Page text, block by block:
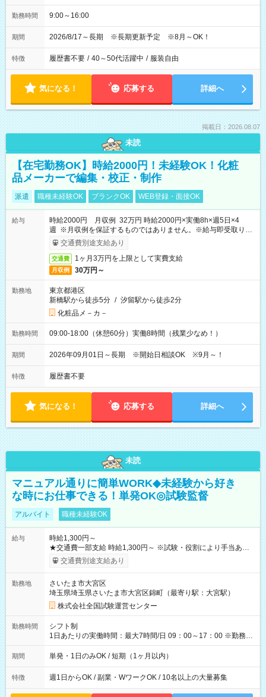
勤務時間 9:00～16:00
期間 2026/8/17～長期 ※長期更新予定 ※8月～OK！
特徴 履歴書不要 / 40～50代活躍中 / 服装自由
気になる！ 応募する 詳細へ
掲載日：2026.08.07
未読
【在宅勤務OK】時給2000円！未経験OK！化粧
品メーカーで編集・校正・制作
派遣 職種未経験OK ブランクOK WEB登録・面接OK
給与
時給2000円 月収例 32万円 時給2000円×実働8h×週5日×4
週 ※月収例を保証するものではありません。※給与即受取りサ
ービス利用可（利用条件有）
交通費別途支給あり
交通費 1ヶ月3万円を上限として実費支給
月収例 30万円～
勤務地
東京都港区
新橋駅から徒歩5分 / 汐留駅から徒歩2分
化粧品メ－カ－
勤務時間 09:00-18:00（休憩60分）実働8時間（残業少なめ！）
期間 2026年09月01日～長期 ※開始日相談OK ※9月～！
特徴 履歴書不要
気になる！ 応募する 詳細へ
未読
マニュアル通りに簡単WORK◆未経験から好き
な時にお仕事できる！単発OK◎試験監督
アルバイト 職種未経験OK
給与
時給1,300円～
★交通費一部支給 時給1,300円～ ※試験・役割により手当あり
※勤務回数により昇給あり 【即給（前払い）オプションあ
り！】 希望される場合、勤務から1週間ほどで給与の一部を受け
例】 ・河合塾模擬試験 8:30～17:30（休憩1時間） 時給1,300円
×8時間＝日収10,400円＋交通費 ※当日の役割により時給＋100
円の場合あり ・国家試験 7:00～13:30（休憩なし） 時給1,300
円（役割手当＋100円）×6時間＝日収8,400円＋交通費 【試用期
間】試用期間なし
交通費別途支給あり
勤務地
さいたま市大宮区
埼玉県埼玉県さいたま市大宮区錦町（最寄り駅：大宮駅）
株式会社全国試験運営センター
勤務時間
シフト制
1日あたりの実働時間：最大7時間/日 09：00～17：00 ※勤務時
間は 試験により異なります。
期間 単発・1日のみOK / 短期（1ヶ月以内）
特徴 週1日からOK / 副業・WワークOK / 10名以上の大量募集